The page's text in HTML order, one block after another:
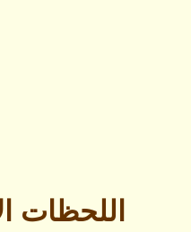
اللحظات